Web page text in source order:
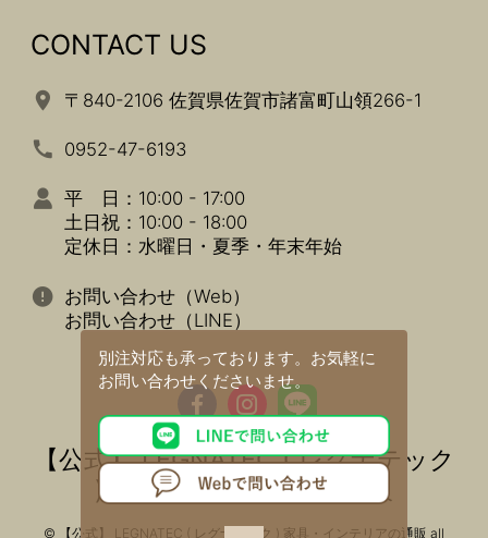
別注対応も承っております。 お気軽に
お問い合わせくださいませ。
CONTACT US
〒840-2106 佐賀県佐賀市諸富町山領266-1
0952-47-6193
平 日：10:00 - 17:00
土日祝：10:00 - 18:00
定休日：水曜日・夏季・年末年始
お問い合わせ（Web）
お問い合わせ（LINE）
【公式】 LEGNATEC ( レグナテック
) 家具・インテリアの通販
© 【公式】 LEGNATEC ( レグナテック ) 家具・インテリアの通販 all